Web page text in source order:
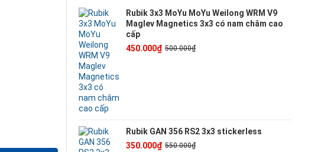
Rubik 3x3 MoYu MoYu Weilong WRM V9
Maglev Magnetics 3x3 có nam châm cao
cấp
450.000₫ 500.000₫
Rubik GAN 356 RS2 3x3 stickerless
350.000₫ 550.000₫